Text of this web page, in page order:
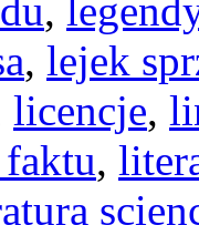
,
, lejek
licencje,
,